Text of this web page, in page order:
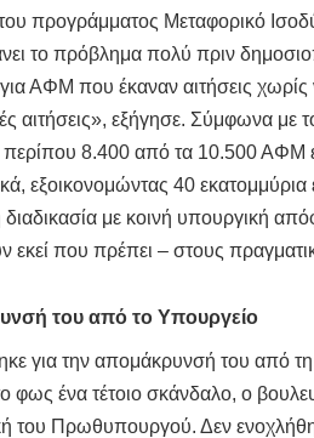
προγράμματος Μεταφορικό
το πρόβλημα πολύ πριν
ΑΦΜ που έκαναν αιτήσεις
αιτήσεις», εξήγησε. Σύμφωνα με
περίπου 8.400 από τα 10.500 ΑΦΜ
εξοικονομώντας 40
με κοινή υπουργική
εκεί που πρέπει – στους
του από το Υπουργείο
για την απομάκρυνσή του από
φως ένα τέτοιο σκάνδαλο, ο
του Πρωθυπουργού. Δεν